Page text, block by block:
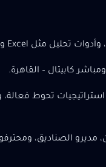
كابيتال – القاهرة.
استراتيجيات تحوط
مديرو الصناديق،